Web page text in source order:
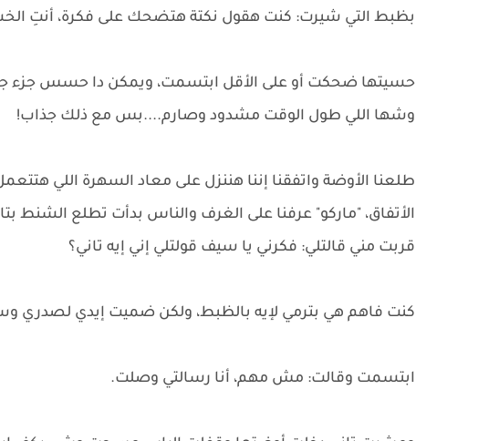
بظبط التي شيرت: كنت هقول نكتة هتضحك على فكرة، أنتِ
حسيتها ضحكت أو على الأقل ابتسمت، ويمكن دا حسس جزء
وشها اللي طول الوقت مشدود وصارم....بس مع ذلك جذاب!
طلعنا الأوضة واتفقنا إننا هننزل على معاد السهرة اللي
الأتفاق، "ماركو" عرفنا على الغرف والناس بدأت تطلع الشنط
قربت مني قالتلي: فكرني يا سيف قولتلي إني إيه تاني؟
كنت فاهم هي بترمي لإيه بالظبط، ولكن ضميت إيدي لصدري
ابتسمت وقالت: مش مهم، أنا رسالتي وصلت.